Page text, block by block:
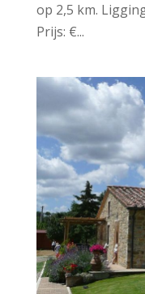
op 2,5 km.
Prijs: €...